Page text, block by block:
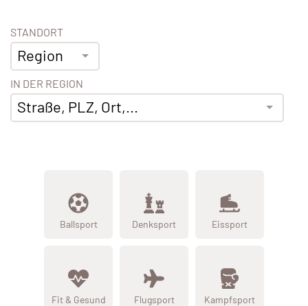
STANDORT
Region
IN DER REGION
Straße, PLZ, Ort,...
Ballsport Denksport Eissport
Fit & Gesund Flugsport Kampfsport